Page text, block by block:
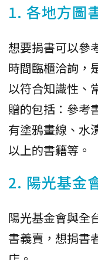
1. 各地方圖
想要捐書可以參
時間臨櫃洽詢，
以符合知識性、
贈的包括：參考
有塗鴉畫線、水
以上的書籍等。
2. 陽光基金
陽光基金會與全
書義賣，想捐書